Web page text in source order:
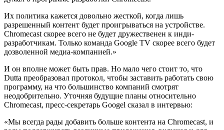
Их политика кажется довольно жесткой, когда лишь
разрешенный контент будет проигрываться на устройстве.
Chromecast скорее всего не будет дружественен к инди-
разработчикам. Только команда Google TV скорее всего будет
дозволенной медиа-компанией.»
И он вполне может быть прав. Но мало чего стоит то, что
Dutta преобразовал протокол, чтобы заставить работать свою
программу, на что большинство компаний смотрят
неодобрительно. Уточняя будущие планы относительно
Chromecast, пресс-секретарь Googel сказал в интервью:
«Мы всегда рады добавить больше контента на Chromecast, и